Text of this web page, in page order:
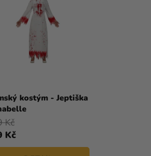
kostým - Jeptiška
Kč
Kč